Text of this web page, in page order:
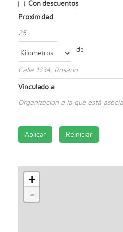
Con descuentos
Proximidad
Unidad
de
Origen
Vinculado a
Aplicar Reiniciar
+
-